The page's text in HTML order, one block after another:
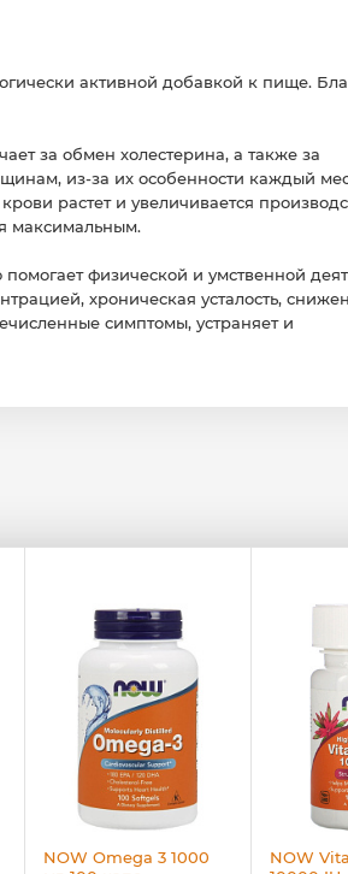
активной добавкой к пище.
за обмен холестерина, а также за
из-за их особенности каждый
растет и увеличивается
максимальным.
физической и умственной
хроническая усталость,
симптомы, устраняет и
NOW Omega 3 1000
NOW